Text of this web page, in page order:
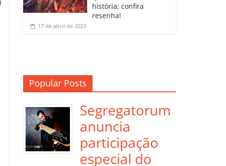
história; confira
resenha!
17 de abril de 2023
Popular Posts
Segregatorum
anuncia
participação
especial do